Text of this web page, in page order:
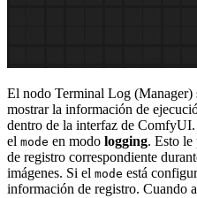
El nodo Terminal Log (Manager)
mostrar la información de
dentro de la interfaz de
el mode en modo logging. Esto
de registro correspondiente
imágenes. Si el mode está
información de registro. Cuando